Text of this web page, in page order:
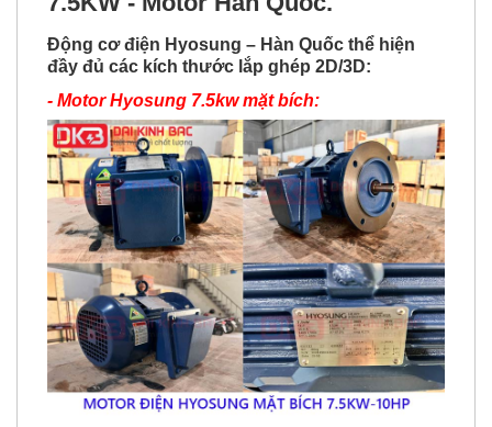
Động cơ điện Hyosung – Hàn Quốc thể hiện
đầy đủ các kích thước lắp ghép 2D/3D:
- Motor Hyosung 7.5kw mặt bích: